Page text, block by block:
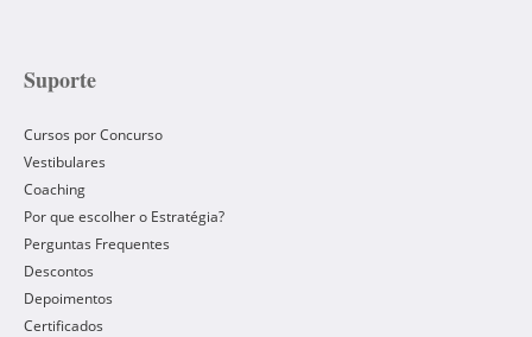
Suporte
Cursos por Concurso
Vestibulares
Coaching
Por que escolher o Estratégia?
Perguntas Frequentes
Descontos
Depoimentos
Certificados